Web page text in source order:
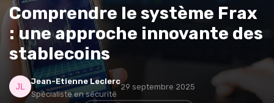
Comprendre le système Frax
: une approche innovante des
stablecoins
Jean-Etienne Leclerc
Spécialiste en sécurité
29 septembre 2025